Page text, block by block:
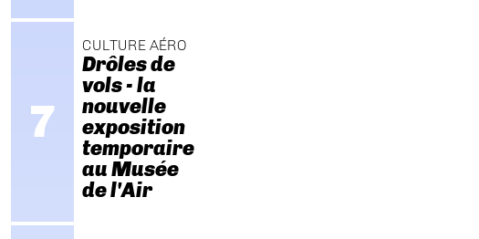
CULTURE AÉRO
Drôles de
vols - la
nouvelle
exposition
temporaire
au Musée
de l'Air